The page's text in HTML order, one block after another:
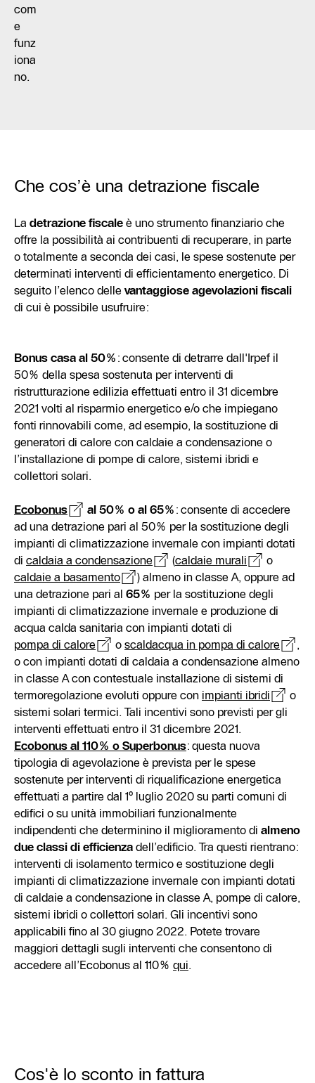
com
e
funz
iona
no.
Che cos’è una detrazione fiscale
La detrazione fiscale è uno strumento finanziario che
offre la possibilità ai contribuenti di recuperare, in parte
o totalmente a seconda dei casi, le spese sostenute per
determinati interventi di efficientamento energetico. Di
seguito l’elenco delle vantaggiose agevolazioni fiscali
di cui è possibile usufruire:
Bonus casa al 50% : consente di detrarre dall'Irpef il
50% della spesa sostenuta per interventi di
ristrutturazione edilizia effettuati entro il 31 dicembre
2021 volti al risparmio energetico e/o che impiegano
fonti rinnovabili come, ad esempio, la sostituzione di
generatori di calore con caldaie a condensazione o
l’installazione di pompe di calore, sistemi ibridi e
collettori solari.
Ecobonus al 50% o al 65% : consente di accedere
ad una detrazione pari al 50% per la sostituzione degli
impianti di climatizzazione invernale con impianti dotati
di caldaia a condensazione (caldaie murali
o
caldaie a basamento
) almeno in classe A, oppure ad
una detrazione pari al 65% per la sostituzione degli
impianti di climatizzazione invernale e produzione di
acqua calda sanitaria con impianti dotati di
pompa di calore
o scaldacqua in pompa di calore
,
o con impianti dotati di caldaia a condensazione almeno
in classe A con contestuale installazione di sistemi di
termoregolazione evoluti oppure con impianti ibridi
o
sistemi solari termici. Tali incentivi sono previsti per gli
interventi effettuati entro il 31 dicembre 2021.
Ecobonus al 110% o Superbonus: questa nuova
tipologia di agevolazione è prevista per le spese
sostenute per interventi di riqualificazione energetica
effettuati a partire dal 1° luglio 2020 su parti comuni di
edifici o su unità immobiliari funzionalmente
indipendenti che determinino il miglioramento di almeno
due classi di efficienza dell’edificio. Tra questi rientrano:
interventi di isolamento termico e sostituzione degli
impianti di climatizzazione invernale con impianti dotati
di caldaie a condensazione in classe A, pompe di calore,
sistemi ibridi o collettori solari. Gli incentivi sono
applicabili fino al 30 giugno 2022. Potete trovare
maggiori dettagli sugli interventi che consentono di
accedere all’Ecobonus al 110% qui.
Cos'è lo sconto in fattura